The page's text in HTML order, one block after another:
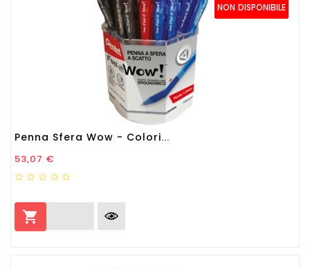
NON DISPONIBILE
Penna Sfera Wow - Colori...
Prezzo
53,07 €
